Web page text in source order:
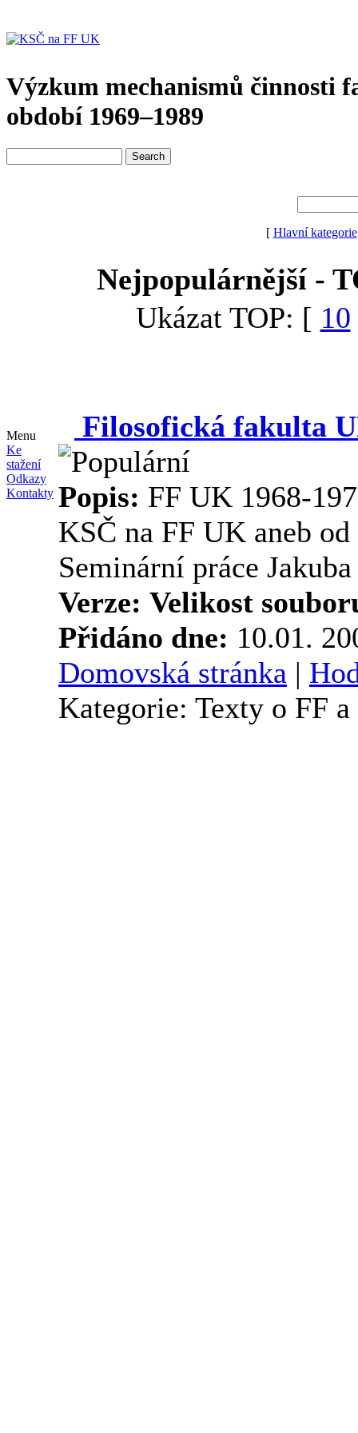
Výzkum mechanismů činnosti
období 1969–1989
Menu
Ke
stažení
Odkazy
Kontakty
[ Hlavní kategorie
Nejpopulárnější -
Ukázat TOP: [ 10
Filosofická fakulta
Popis: FF UK 1968-
KSČ na FF UK aneb
Seminární práce Jakuba
Verze: Velikost
Přidáno dne: 10.01.
Domovská stránka |
Kategorie: Texty o FF